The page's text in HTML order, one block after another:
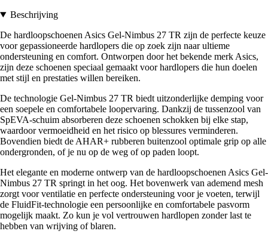
Beschrijving
De hardloopschoenen Asics Gel-Nimbus 27 TR zijn de perfecte keuze
voor gepassioneerde hardlopers die op zoek zijn naar ultieme
ondersteuning en comfort. Ontworpen door het bekende merk Asics,
zijn deze schoenen speciaal gemaakt voor hardlopers die hun doelen
met stijl en prestaties willen bereiken.
De technologie Gel-Nimbus 27 TR biedt uitzonderlijke demping voor
een soepele en comfortabele loopervaring. Dankzij de tussenzool van
SpEVA-schuim absorberen deze schoenen schokken bij elke stap,
waardoor vermoeidheid en het risico op blessures verminderen.
Bovendien biedt de AHAR+ rubberen buitenzool optimale grip op alle
ondergronden, of je nu op de weg of op paden loopt.
Het elegante en moderne ontwerp van de hardloopschoenen Asics Gel-
Nimbus 27 TR springt in het oog. Het bovenwerk van ademend mesh
zorgt voor ventilatie en perfecte ondersteuning voor je voeten, terwijl
de FluidFit-technologie een persoonlijke en comfortabele pasvorm
mogelijk maakt. Zo kun je vol vertrouwen hardlopen zonder last te
hebben van wrijving of blaren.